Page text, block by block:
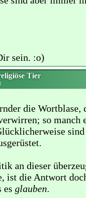
sein. :o)
Tier
die Wortblase,
so manch
an dieser
ist die Antwort
es glauben.